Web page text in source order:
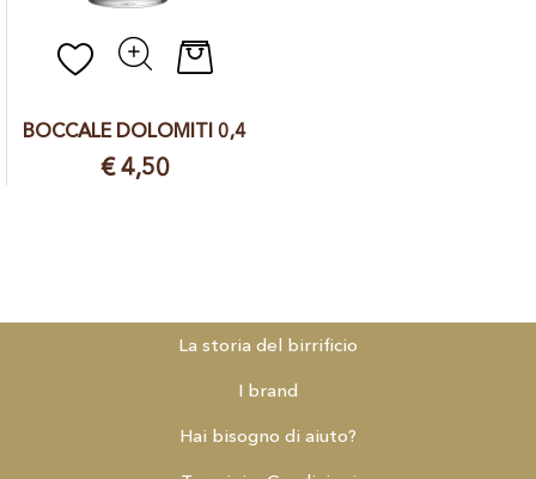
Quantità
BOCCALE DOLOMITI 0,4
€ 4,50
La storia del birrificio
I brand
Hai bisogno di aiuto?